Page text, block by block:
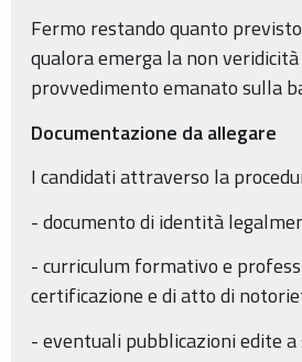
Fermo restando quanto
qualora emerga la non
provvedimento emanato sulla
Documentazione da allegare
I candidati attraverso la
- documento di identità
- curriculum formativo e
certificazione e di atto di
- eventuali pubblicazioni edite